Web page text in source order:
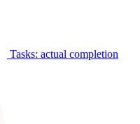
Tasks: actual completion